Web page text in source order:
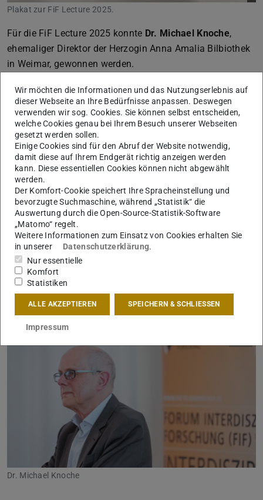
Plakat zur FiF Lecture 2025.
Für die FiF Lecture 2025 konnte Dr. Michael Knoche,
ehemaliger Direktor der Herzogin Anna Amalia Bilbiothek
in Weimar, gewonnen werden.
Mehr Informationen zur Person
(wird in neuem Tab
Zum Vortrag
Hochschulbibliotheken bieten zunehmend umfangreiche
digitale Ressourcen an, um Forschung, Lehre und
Studium zu unterstützen – von wissenschaftlichen
Publikationen und Forschungsdaten bis hin zu
digitalisierten historischen Buchbeständen. Elektronische
Verfügbarkeit scheint zum Standard geworden zu sein,
während das physische Buch zur Ausnahme wird. Doch
nach welchen Kriterien sollten Hochschulbibliotheken ihre
Sammlungen aufbauen? Ist eine konsequente E-Only-
Strategie sinnvoll, um den Wandel voranzutreiben? Und
welche Sammlungskultur erfüllt die Bedürfnisse der
Forschung am besten?
Dr. Michael Knoche
Wir möchten die Informationen und das Nutzungserlebnis auf
dieser Webseite an Ihre Bedürfnisse anpassen. Deswegen
verwenden wir sog. Cookies. Sie können selbst entscheiden,
welche Cookies genau bei Ihrem Besuch unserer Webseiten
gesetzt werden sollen.
Einige Cookies sind für den Abruf der Website notwendig,
damit diese auf Ihrem Endgerät richtig anzeigen werden
kann. Diese essentiellen Cookies können nicht abgewählt
werden.
Der Komfort-Cookie speichert Ihre Spracheinstellung und
bevorzugte Suchmaschine, während „Statistik“ die
Auswertung durch die Open-Source-Statistik-Software
„Matomo“ regelt.
Weitere Informationen zum Einsatz von Cookies erhalten Sie
in unserer
Datenschutzerklärung.
Nur essentielle
Komfort
Statistiken
ALLE AKZEPTIEREN SPEICHERN & SCHLIESSEN
Impressum